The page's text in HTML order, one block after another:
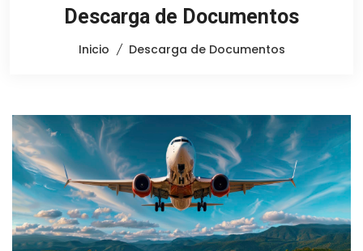
Descarga de Documentos
Inicio Descarga de Documentos